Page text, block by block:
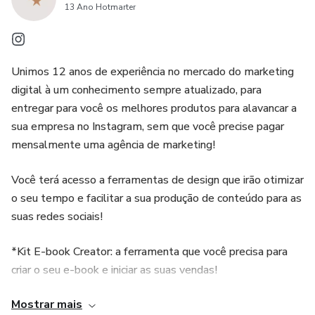
* Chamada para seguir as suas Redes Sociais
Os bônus servirão para POTENCIALIZAR o seu e-book, e
deixar o seu trabalho muito mais profissional e
aumentando a sua credibilidade e a sua autoridade com os
seus compradores!
negócio": Harmonia de cores é imprescindível para você ter
um visual que comunique o seu negócio de forma eficiente
para o seu negócio! Depois de escolher a sua paleta, você
pode usar em seus designs para redes sociais, decoração,
você imaginar!
13 Ano Hotmarter
Unimos 12 anos de experiência no mercado do marketing
digital à um conhecimento sempre atualizado, para
entregar para você os melhores produtos para alavancar a
sua empresa no Instagram, sem que você precise pagar
mensalmente uma agência de marketing!
Você terá acesso a ferramentas de design que irão otimizar
o seu tempo e facilitar a sua produção de conteúdo para as
suas redes sociais!
*Kit E-book Creator: a ferramenta que você precisa para
criar o seu e-book e iniciar as suas vendas!
* Canva Pack Importado: São 26 packs do Canva
Mostrar mais